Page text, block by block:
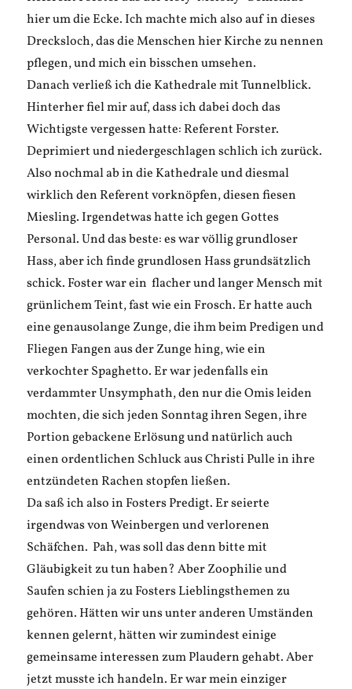
hier um die Ecke. Ich machte mich also auf in dieses
Drecksloch, das die Menschen hier Kirche zu nennen
pflegen, und mich ein bisschen umsehen.
Danach verließ ich die Kathedrale mit Tunnelblick.
Hinterher fiel mir auf, dass ich dabei doch das
Wichtigste vergessen hatte: Referent Forster.
Deprimiert und niedergeschlagen schlich ich zurück.
Also nochmal ab in die Kathedrale und diesmal
wirklich den Referent vorknöpfen, diesen fiesen
Miesling. Irgendetwas hatte ich gegen Gottes
Personal. Und das beste: es war völlig grundloser
Hass, aber ich finde grundlosen Hass grundsätzlich
schick. Foster war ein flacher und langer Mensch mit
grünlichem Teint, fast wie ein Frosch. Er hatte auch
eine genausolange Zunge, die ihm beim Predigen und
Fliegen Fangen aus der Zunge hing, wie ein
verkochter Spaghetto. Er war jedenfalls ein
verdammter Unsymphath, den nur die Omis leiden
mochten, die sich jeden Sonntag ihren Segen, ihre
Portion gebackene Erlösung und natürlich auch
einen ordentlichen Schluck aus Christi Pulle in ihre
entzündeten Rachen stopfen ließen.
Da saß ich also in Fosters Predigt. Er seierte
irgendwas von Weinbergen und verlorenen
Schäfchen. Pah, was soll das denn bitte mit
Gläubigkeit zu tun haben? Aber Zoophilie und
Saufen schien ja zu Fosters Lieblingsthemen zu
gehören. Hätten wir uns unter anderen Umständen
kennen gelernt, hätten wir zumindest einige
gemeinsame interessen zum Plaudern gehabt. Aber
jetzt musste ich handeln. Er war mein einziger